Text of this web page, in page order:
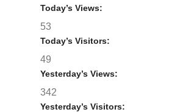
Today’s Views:
53
Today’s Visitors:
49
Yesterday’s Views:
342
Yesterday’s Visitors: